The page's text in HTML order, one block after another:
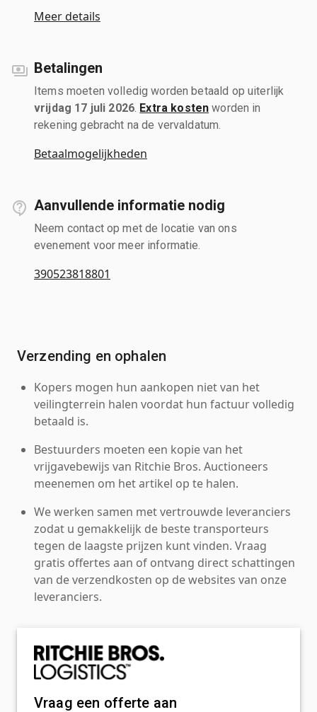
Meer details
Betalingen
Items moeten volledig worden betaald op uiterlijk
vrijdag 17 juli 2026 Extra kosten worden in
rekening gebracht na de vervaldatum.
Betaalmogelijkheden
Aanvullende informatie nodig
Neem contact op met de locatie van ons
evenement voor meer informatie.
390523818801
Verzending en ophalen
Kopers mogen hun aankopen niet van het
veilingterrein halen voordat hun factuur volledig
betaald is.
Bestuurders moeten een kopie van het
vrijgavebewijs van Ritchie Bros. Auctioneers
meenemen om het artikel op te halen.
We werken samen met vertrouwde leveranciers
zodat u gemakkelijk de beste transporteurs
tegen de laagste prijzen kunt vinden. Vraag
gratis offertes aan of ontvang direct schattingen
van de verzendkosten op de websites van onze
leveranciers.
Vraag een offerte aan